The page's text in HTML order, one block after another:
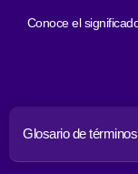
Conoce el
Glosario de